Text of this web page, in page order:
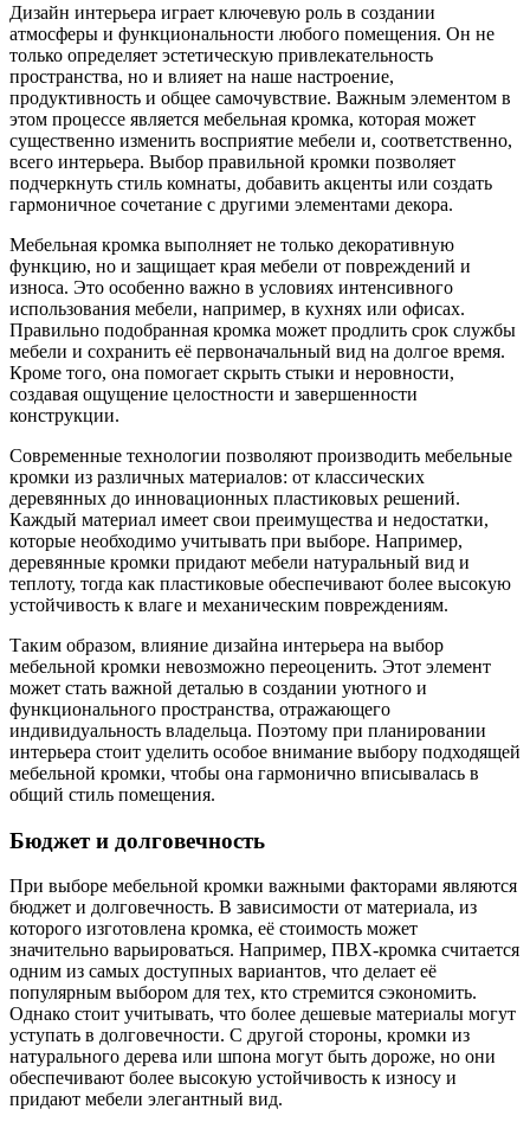
Дизайн интерьера играет ключевую роль в создании
атмосферы и функциональности любого помещения. Он не
только определяет эстетическую привлекательность
пространства, но и влияет на наше настроение,
продуктивность и общее самочувствие. Важным элементом в
этом процессе является мебельная кромка, которая может
существенно изменить восприятие мебели и, соответственно,
всего интерьера. Выбор правильной кромки позволяет
подчеркнуть стиль комнаты, добавить акценты или создать
гармоничное сочетание с другими элементами декора.
Мебельная кромка выполняет не только декоративную
функцию, но и защищает края мебели от повреждений и
износа. Это особенно важно в условиях интенсивного
использования мебели, например, в кухнях или офисах.
Правильно подобранная кромка может продлить срок службы
мебели и сохранить её первоначальный вид на долгое время.
Кроме того, она помогает скрыть стыки и неровности,
создавая ощущение целостности и завершенности
конструкции.
Современные технологии позволяют производить мебельные
кромки из различных материалов: от классических
деревянных до инновационных пластиковых решений.
Каждый материал имеет свои преимущества и недостатки,
которые необходимо учитывать при выборе. Например,
деревянные кромки придают мебели натуральный вид и
теплоту, тогда как пластиковые обеспечивают более высокую
устойчивость к влаге и механическим повреждениям.
Таким образом, влияние дизайна интерьера на выбор
мебельной кромки невозможно переоценить. Этот элемент
может стать важной деталью в создании уютного и
функционального пространства, отражающего
индивидуальность владельца. Поэтому при планировании
интерьера стоит уделить особое внимание выбору подходящей
мебельной кромки, чтобы она гармонично вписывалась в
общий стиль помещения.
Бюджет и долговечность
При выборе мебельной кромки важными факторами являются
бюджет и долговечность. В зависимости от материала, из
которого изготовлена кромка, её стоимость может
значительно варьироваться. Например, ПВХ-кромка считается
одним из самых доступных вариантов, что делает её
популярным выбором для тех, кто стремится сэкономить.
Однако стоит учитывать, что более дешевые материалы могут
уступать в долговечности. С другой стороны, кромки из
натурального дерева или шпона могут быть дороже, но они
обеспечивают более высокую устойчивость к износу и
придают мебели элегантный вид.